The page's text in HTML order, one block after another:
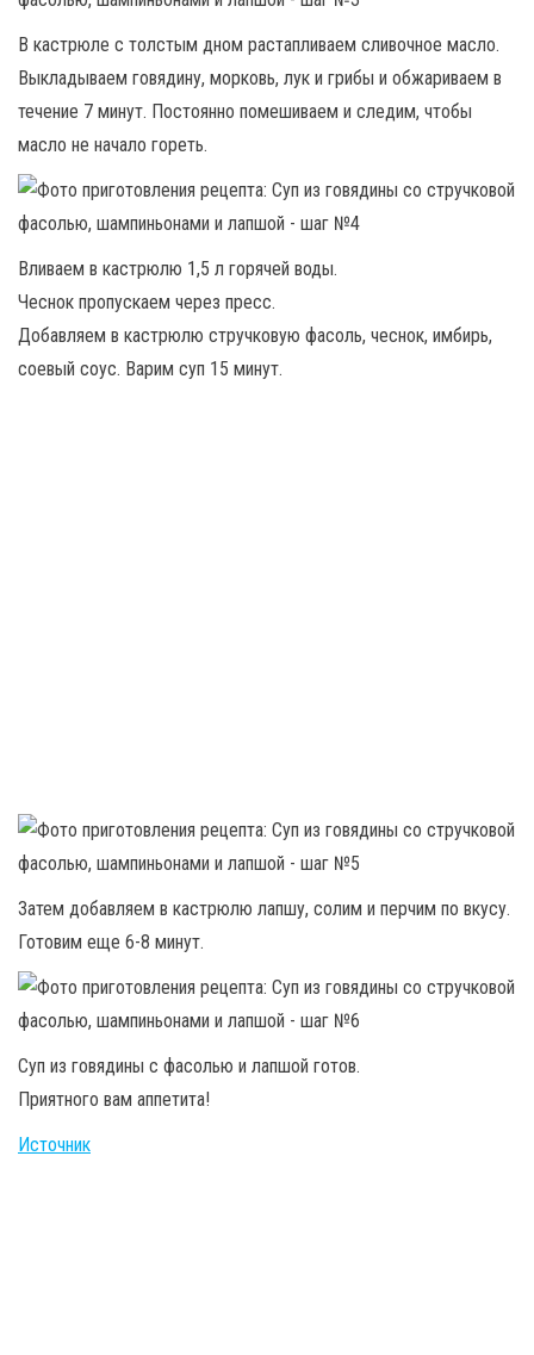
В кастрюле с толстым дном растапливаем сливочное масло.
Выкладываем говядину, морковь, лук и грибы и обжариваем в
течение 7 минут. Постоянно помешиваем и следим, чтобы
масло не начало гореть.
Вливаем в кастрюлю 1,5 л горячей воды.
Чеснок пропускаем через пресс.
Добавляем в кастрюлю стручковую фасоль, чеснок, имбирь,
соевый соус. Варим суп 15 минут.
Затем добавляем в кастрюлю лапшу, солим и перчим по вкусу.
Готовим еще 6-8 минут.
Суп из говядины с фасолью и лапшой готов.
Приятного вам аппетита!
Источник